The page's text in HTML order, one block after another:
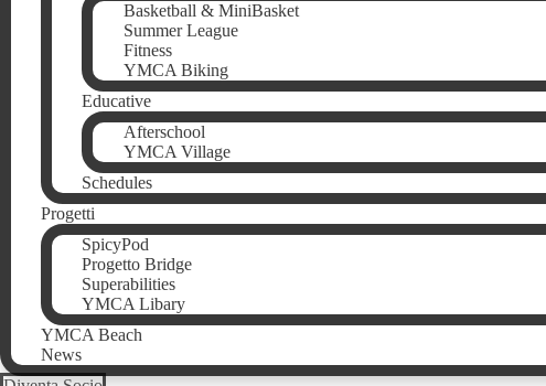
Basketball & MiniBasket
Summer League
Fitness
YMCA Biking
Educative
Afterschool
YMCA Village
Schedules
Progetti
SpicyPod
Progetto Bridge
Superabilities
YMCA Libary
YMCA Beach
News